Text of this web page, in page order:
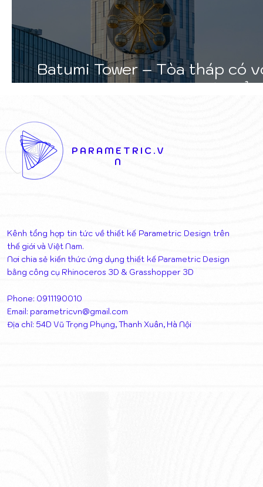
Batumi Tower – Tòa tháp có
đu quay độc đáo trên bờ
PARAMETRIC.V
N
Kênh tổng hợp tin tức về thiết kế Parametric Design trên
thế giới và Việt Nam.
Nơi chia sẻ kiến thức ứng dụng thiết kế Parametric Design
bằng công cụ Rhinoceros 3D & Grasshopper 3D
Phone: 0911190010
Email: parametricvn@gmail.com
Địa chỉ: 54D Vũ Trọng Phụng, Thanh Xuân, Hà Nội